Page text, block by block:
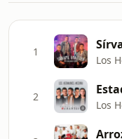
1
Los
2
Los